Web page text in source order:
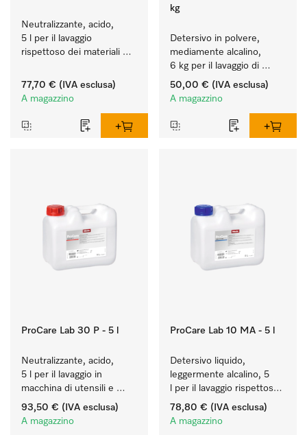
Neutralizzante, acido,
5 l per il lavaggio
rispettoso dei materiali
laboratorio).
77,70 € (IVA esclusa)
A magazzino
kg
Detersivo in polvere,
mediamente alcalino,
6 kg per il lavaggio di
stoviglie, posate e
bicchieri molto sporchi.
50,00 € (IVA esclusa)
A magazzino
ProCare Lab 30 P - 5 l
Neutralizzante, acido,
5 l per il lavaggio in
macchina di utensili e
vetreria di laboratorio.
93,50 € (IVA esclusa)
A magazzino
ProCare Lab 10 MA - 5 l
Detersivo liquido,
leggermente alcalino, 5
l per il lavaggio rispettoso
dei materiali (vetreria e
utensili di laboratorio).
78,80 € (IVA esclusa)
A magazzino